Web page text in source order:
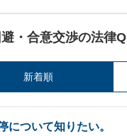
・合意交渉の法律
新着順
について知りたい。